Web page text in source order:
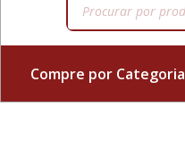
Compre por Categoria